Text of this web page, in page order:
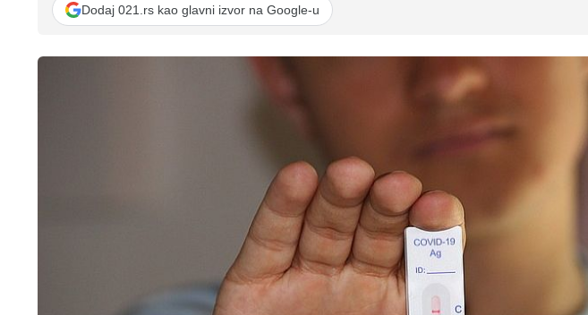
Dodaj 021.rs kao glavni izvor na Google-u